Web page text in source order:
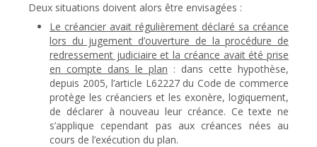
Deux situations doivent alors être envisagées :
Le créancier avait régulièrement déclaré sa créance
lors du jugement d’ouverture de la procédure de
redressement judiciaire et la créance avait été prise
en compte dans le plan : dans cette hypothèse,
depuis 2005, l’article L62227 du Code de commerce
protège les créanciers et les exonère, logiquement,
de déclarer à nouveau leur créance. Ce texte ne
s’applique cependant pas aux créances nées au
cours de l’exécution du plan.